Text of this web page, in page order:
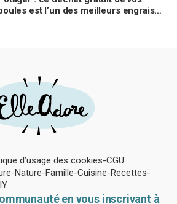
est l’un des meilleurs engrais
d’usage des cookies CGU
Nature Famille Cuisine Recettes
en vous inscrivant à